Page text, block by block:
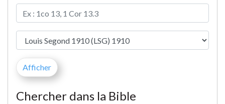
Chercher dans la Bible